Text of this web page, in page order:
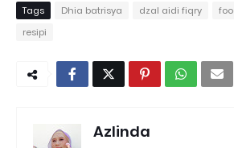
Tags Dhia batrisya dzal aidi fiqry
resipi
Azlinda